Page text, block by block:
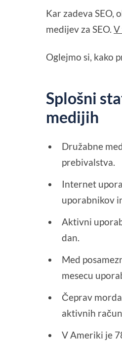
Kar zadeva
medijev za SEO.V
Oglejmo si, kako
Splošni
medijih
Družabne
prebivalstva.
Internet
uporabnikov
Aktivni
dan.
Med
mesecu
Čeprav
aktivnih
V Ameriki je